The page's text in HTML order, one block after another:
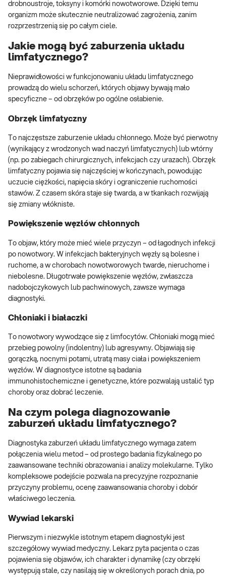
drobnoustroje, toksyny i komórki nowotworowe. Dzięki temu
organizm może skutecznie neutralizować zagrożenia, zanim
rozprzestrzenią się po całym ciele.
Jakie mogą być zaburzenia układu
limfatycznego?
Nieprawidłowości w funkcjonowaniu układu limfatycznego
prowadzą do wielu schorzeń, których objawy bywają mało
specyficzne – od obrzęków po ogólne osłabienie.
Obrzęk limfatyczny
To najczęstsze zaburzenie układu chłonnego. Może być pierwotny
(wynikający z wrodzonych wad naczyń limfatycznych) lub wtórny
(np. po zabiegach chirurgicznych, infekcjach czy urazach). Obrzęk
limfatyczny pojawia się najczęściej w kończynach, powodując
uczucie ciężkości, napięcia skóry i ograniczenie ruchomości
stawów. Z czasem skóra staje się twarda, a w tkankach rozwijają
się zmiany włókniste.
Powiększenie węzłów chłonnych
To objaw, który może mieć wiele przyczyn – od łagodnych infekcji
po nowotwory. W infekcjach bakteryjnych węzły są bolesne i
ruchome, a w chorobach nowotworowych twarde, nieruchome i
niebolesne. Długotrwałe powiększenie węzłów, zwłaszcza
nadobojczykowych lub pachwinowych, zawsze wymaga
diagnostyki.
Chłoniaki i białaczki
To nowotwory wywodzące się z limfocytów. Chłoniaki mogą mieć
przebieg powolny (indolentny) lub agresywny. Objawiają się
gorączką, nocnymi potami, utratą masy ciała i powiększeniem
węzłów. W diagnostyce istotne są badania
immunohistochemiczne i genetyczne, które pozwalają ustalić typ
choroby oraz dobrać leczenie.
Na czym polega diagnozowanie
zaburzeń układu limfatycznego?
Diagnostyka zaburzeń układu limfatycznego wymaga zatem
połączenia wielu metod – od prostego badania fizykalnego po
zaawansowane techniki obrazowania i analizy molekularne. Tylko
kompleksowe podejście pozwala na precyzyjne rozpoznanie
przyczyny problemu, ocenę zaawansowania choroby i dobór
właściwego leczenia.
Wywiad lekarski
Pierwszym i niezwykle istotnym etapem diagnostyki jest
szczegółowy wywiad medyczny. Lekarz pyta pacjenta o czas
pojawienia się objawów, ich charakter i dynamikę (czy obrzęki
występują stale, czy nasilają się w określonych porach dnia, po